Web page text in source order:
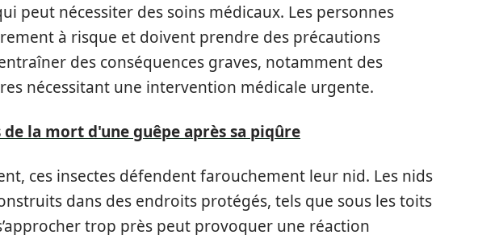
peut nécessiter des soins médicaux. Les personnes
à risque et doivent prendre des précautions
des conséquences graves, notamment des
nécessitant une intervention médicale urgente.
de la mort d'une guêpe après sa piqûre
ces insectes défendent farouchement leur nid. Les nids
dans des endroits protégés, tels que sous les toits
trop près peut provoquer une réaction